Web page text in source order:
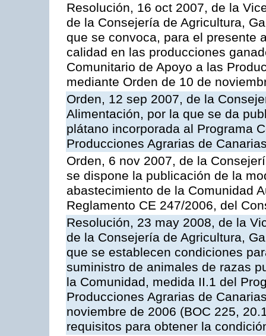
Resolución, 16 oct 2007, de la
de la Consejería de Agricultura,
que se convoca, para el presente
calidad en las producciones
Comunitario de Apoyo a las
mediante Orden de 10 de
Orden, 12 sep 2007, de la
Alimentación, por la que se da
plátano incorporada al Programa
Producciones Agrarias de
Orden, 6 nov 2007, de la
se dispone la publicación de la
abastecimiento de la Comunidad
Reglamento CE 247/2006, del
Resolución, 23 may 2008, de la
de la Consejería de Agricultura,
que se establecen condiciones
suministro de animales de razas
la Comunidad, medida II.1 del
Producciones Agrarias de
noviembre de 2006 (BOC 225,
requisitos para obtener la